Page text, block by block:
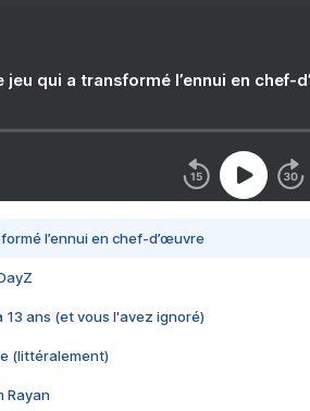
jeu qui a transformé l’ennui en chef-
l’ennui en chef-d’œuvre
13 ans (et vous l'avez ignoré)
(littéralement)
Rayan